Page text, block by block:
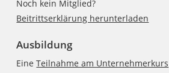
Noch kein Mitglied?
Beitrittserklärung herunterladen
Ausbildung
EineTeilnahme am Unternehmerkurs